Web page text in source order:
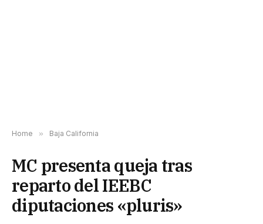
Home » Baja California
MC presenta queja tras
reparto del IEEBC
diputaciones «pluris»